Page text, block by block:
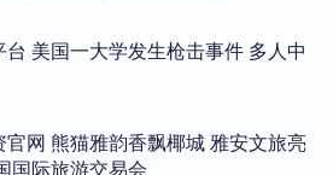
美国一大学发生枪击事件 多人中
官网 熊猫雅韵香飘椰城 雅安文旅亮
国际旅游交易会